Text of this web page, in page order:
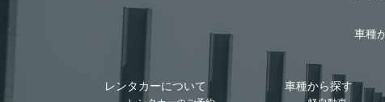
車種
レンタカーについて 車種から探す